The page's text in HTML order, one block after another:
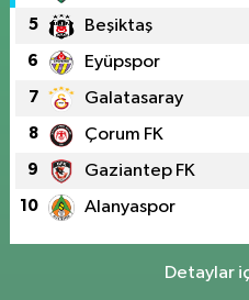
5 Beşiktaş
6 Eyüpspor
7 Galatasaray
8 Çorum FK
9 Gaziantep FK
10 Alanyaspor
Detaylar